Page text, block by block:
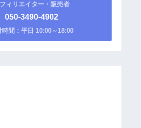
ィリエイター・販売者
050-3490-4902
時間：平日 10:00～18:00